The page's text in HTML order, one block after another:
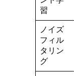
習
ノイズ
フィル
タリン
グ